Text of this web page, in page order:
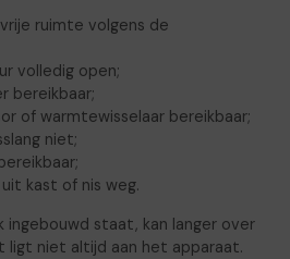
ruimte volgens de
volledig open;
bereikbaar;
of warmtewisselaar bereikbaar;
niet;
kast of nis weg.
ingebouwd staat, kan langer over
ligt niet altijd aan het apparaat.